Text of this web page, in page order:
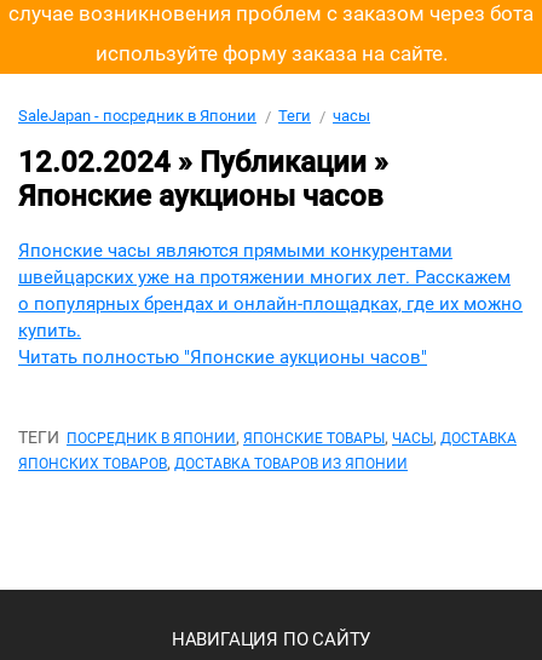
случае возникновения проблем с заказом через бота
используйте форму заказа на сайте.
SaleJapan - посредник в Японии Теги часы
12.02.2024 » Публикации »
Японские аукционы часов
Японские часы являются прямыми конкурентами
швейцарских уже на протяжении многих лет. Расскажем
о популярных брендах и онлайн-площадках, где их можно
купить.
Читать полностью "Японские аукционы часов"
ТЕГИ ПОСРЕДНИК В ЯПОНИИ , ЯПОНСКИЕ ТОВАРЫ , ЧАСЫ , ДОСТАВКА
ЯПОНСКИХ ТОВАРОВ, ДОСТАВКА ТОВАРОВ ИЗ ЯПОНИИ
НАВИГАЦИЯ ПО САЙТУ